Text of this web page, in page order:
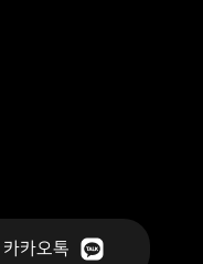
카카오톡